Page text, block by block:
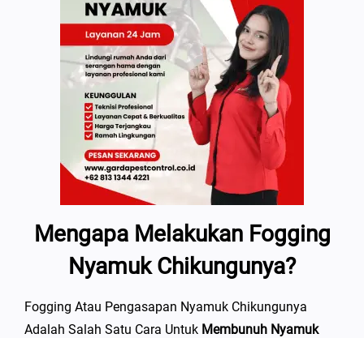
Mengapa Melakukan Fogging
Nyamuk Chikungunya?
Fogging Atau Pengasapan Nyamuk Chikungunya
Adalah Salah Satu Cara Untuk Membunuh Nyamuk